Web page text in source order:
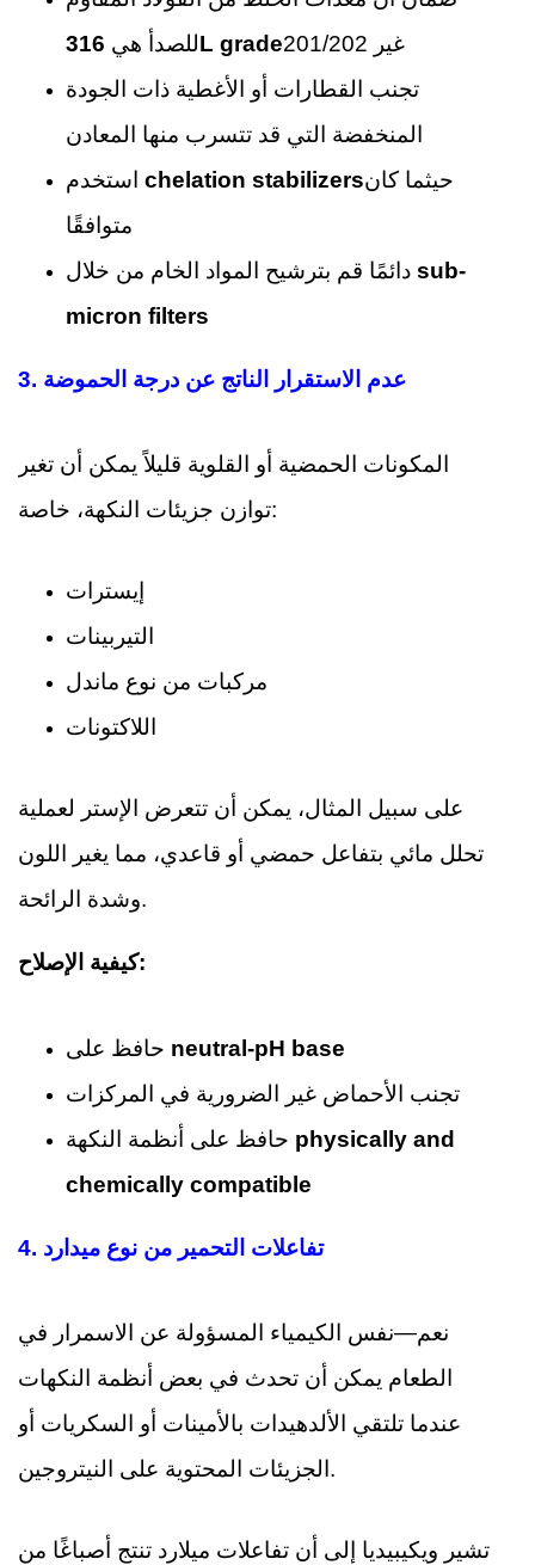
للصدأ هي316L grade
غير 201/202
تجنب القطارات أو الأغطية ذات الجودة
المنخفضة التي قد تتسرب منها المعادن
chelation stabilizersحيثما كان
متوافقًا
sub-
micron filters
3. عدم الاستقرار الناتج عن درجة الحموضة
المكونات الحمضية أو القلوية قليلاً يمكن أن تغير
توازن جزيئات النكهة، خاصة:
إيسترات
التيربينات
مركبات من نوع ماندل
اللاكتونات
على سبيل المثال، يمكن أن تتعرض الإستر لعملية
تحلل مائي بتفاعل حمضي أو قاعدي، مما يغير اللون
وشدة الرائحة.
كيفية الإصلاح:
neutral-pH base
تجنب الأحماض غير الضرورية في المركزات
physically and
chemically compatible
4. تفاعلات التحمير من نوع ميدارد
نعم—نفس الكيمياء المسؤولة عن الاسمرار في
الطعام يمكن أن تحدث في بعض أنظمة النكهات
عندما تلتقي الألدهيدات بالأمينات أو السكريات أو
الجزيئات المحتوية على النيتروجين.
تشير ويكيبيديا إلى أن تفاعلات ميلارد تنتج أصباغًا من